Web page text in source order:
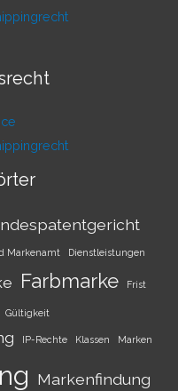
Markenamt Dienstleistungen
Farbmarke Frist
Gültigkeit
IP-Rechte Klassen Marken
Markenfindung